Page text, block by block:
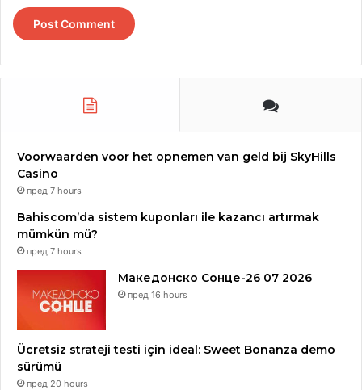
Изложбата е со продажен карактер и ќе биде отворена
Манифестацијата Денови на македонската култура во
Белград ја организира здружението ,,Македониум” а
Voorwaarden voor het opnemen van geld bij SkyHills
Casino
пред 7 hours
Bahiscom’da sistem kuponları ile kazancı artırmak
mümkün mü?
пред 7 hours
Македонско Сонце-26 07 2026
пред 16 hours
Ücretsiz strateji testi için ideal: Sweet Bonanza demo
sürümü
пред 20 hours